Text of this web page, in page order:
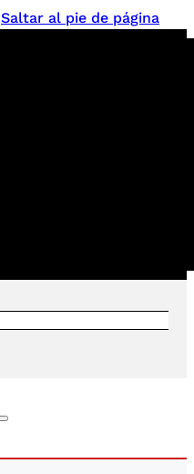
Saltar al pie de página